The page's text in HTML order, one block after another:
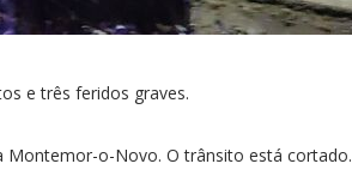
e três feridos graves.
Montemor-o-Novo. O trânsito está cortado.